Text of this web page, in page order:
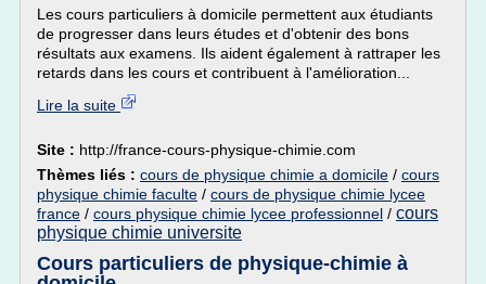
Les cours particuliers à domicile permettent aux étudiants
de progresser dans leurs études et d'obtenir des bons
résultats aux examens. Ils aident également à rattraper les
retards dans les cours et contribuent à l'amélioration...
Lire la suite
Site : http://france-cours-physique-chimie.com
Thèmes liés : cours de physique chimie a domicile / cours
physique chimie faculte / cours de physique chimie lycee
france / cours physique chimie lycee professionnel / cours
physique chimie universite
Cours particuliers de physique-chimie à